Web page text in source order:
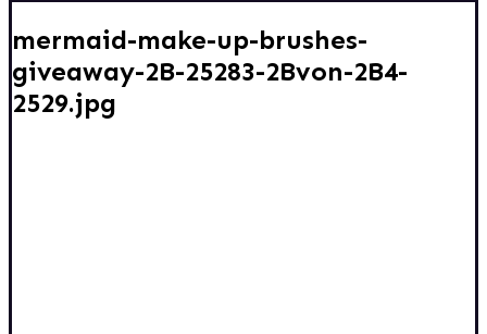
mermaid-make-up-brushes-
giveaway-2B-25283-2Bvon-2B4-
2529.jpg